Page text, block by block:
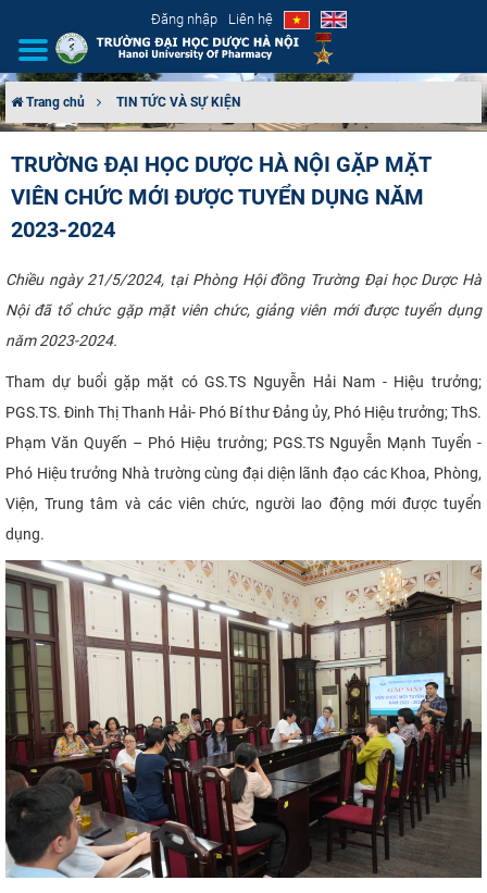
Đăng nhập Liên hệ
CƠ CẤU TỔ CHỨC
ĐÀO TẠO
KHOA HỌC CÔNG NGHỆ
HTQT
CỰU NGƯỜI HỌC
Trang chủ TIN TỨC VÀ SỰ KIỆN
TRƯỜNG ĐẠI HỌC DƯỢC HÀ NỘI GẶP MẶT
VIÊN CHỨC MỚI ĐƯỢC TUYỂN DỤNG NĂM
2023-2024
Chiều ngày 21/5/2024, tại Phòng Hội đồng Trường Đại học Dược Hà
Nội đã tổ chức gặp mặt viên chức, giảng viên mới được tuyển dụng
năm 2023-2024.
Tham dự buổi gặp mặt có GS.TS Nguyễn Hải Nam - Hiệu trưởng;
PGS.TS. Đinh Thị Thanh Hải- Phó Bí thư Đảng ủy, Phó Hiệu trưởng; ThS.
Phạm Văn Quyến – Phó Hiệu trưởng; PGS.TS Nguyễn Mạnh Tuyển -
Phó Hiệu trưởng Nhà trường cùng đại diện lãnh đạo các Khoa, Phòng,
Viện, Trung tâm và các viên chức, người lao động mới được tuyển
dụng.